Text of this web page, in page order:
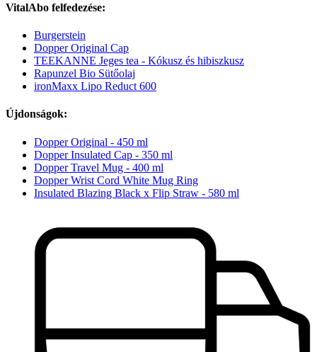
VitalAbo felfedezése:
Burgerstein
Dopper Original Cap
TEEKANNE Jeges tea - Kókusz és hibiszkusz
Rapunzel Bio Sütőolaj
ironMaxx Lipo Reduct 600
Újdonságok:
Dopper Original - 450 ml
Dopper Insulated Cap - 350 ml
Dopper Travel Mug - 400 ml
Dopper Wrist Cord White Mug Ring
Insulated Blazing Black x Flip Straw - 580 ml